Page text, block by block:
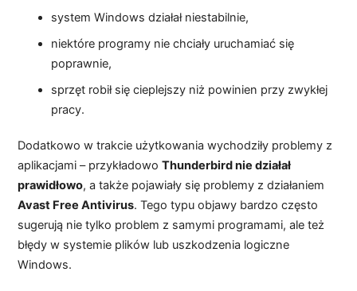
system Windows działał niestabilnie,
niektóre programy nie chciały uruchamiać się
poprawnie,
sprzęt robił się cieplejszy niż powinien przy zwykłej
pracy.
Dodatkowo w trakcie użytkowania wychodziły problemy z
aplikacjami – przykładowoThunderbird nie działał
prawidłowo, a także pojawiały się problemy z działaniem
Avast Free Antivirus. Tego typu objawy bardzo często
sugerują nie tylko problem z samymi programami, ale też
błędy w systemie plików lub uszkodzenia logiczne
Windows.